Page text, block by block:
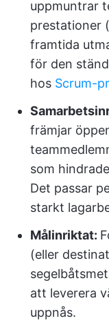
uppmuntrar
prestationer
framtida
för den
hos Scrum-
främjar
som
Det passar
starkt
Målinriktat:
(eller
att leverera
uppnås.